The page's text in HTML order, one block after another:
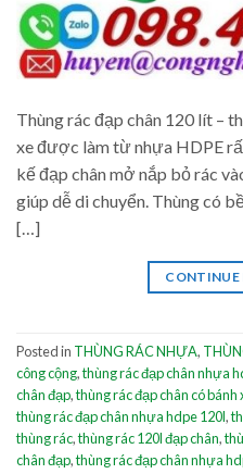
Thùng rác đạp chân 120 lít –
xe được làm từ nhựa HDPE
kế đạp chân mở nắp bỏ rác
giúp dễ di chuyển. Thùng có
[…]
CONTINUE
Posted in THÙNG RÁC NHỰA,
công cộng,thùng rác đạp chân nhựa
chân đạp,thùng rác đạp chân có
thùng rác đạp chân nhựa hdpe 120l,
thùng rác,thùng rác 120l đạp chân,
chân đạp,thùng rác đạp chân nhựa